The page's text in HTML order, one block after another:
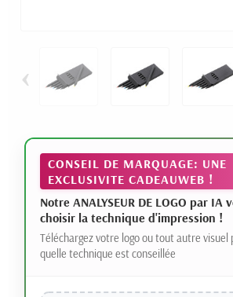
‹
CONSEIL DE MARQUAGE: UNE
EXCLUSIVITE CADEAUWEB !
Notre ANALYSEUR DE LOGO par IA
choisir la technique d'impression !
Téléchargez votre logo ou tout autre visuel
quelle technique est conseillée